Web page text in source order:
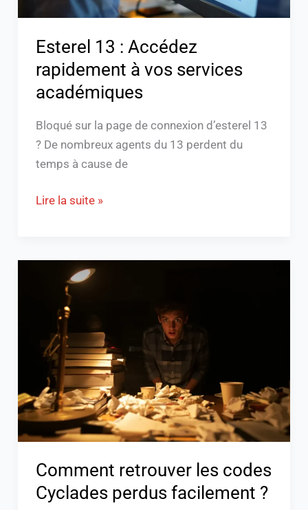
Esterel 13 : Accédez
rapidement à vos services
académiques
Bloqué sur la page de connexion d’esterel 13
? De nombreux agents du 13 perdent du
temps à cause de
Lire la suite »
Comment retrouver les codes
Cyclades perdus facilement ?
Comment
retrouver
codes
Cyclades
perdus
facilement
?